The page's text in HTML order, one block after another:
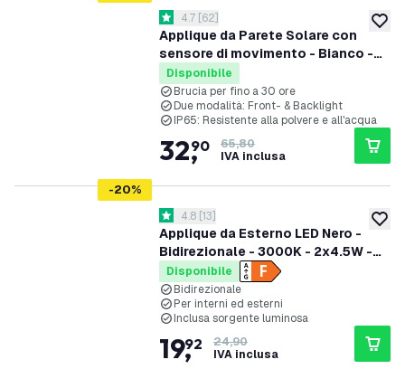
Applique da Parete Solare con
sensore di movimento - Bianco -
8W - 3000K
apri il cassetto delle recensioni
4.7 stelle di valutazione
4.7 [62]
Disponibile
Brucia per fino a 30 ore
Due modalità: Front- & Backlight
IP65: Resistente alla polvere e all'acqua
32,
90
65,80
IVA inclusa
-20%
Applique da Esterno LED Nero -
Bidirezionale - 3000K - 2x4.5W -
IP54
apri il cassetto delle recensioni
4.8 stelle di valutazione
4.8 [13]
Disponibile
Bidirezionale
Per interni ed esterni
Inclusa sorgente luminosa
19,
92
24,90
IVA inclusa